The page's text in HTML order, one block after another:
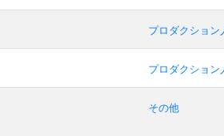
プロダクション
プロダクション
その他